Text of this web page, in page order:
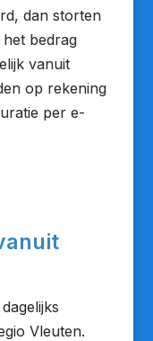
dan storten
bedrag
vanuit
op rekening
per e-
Vleuten.